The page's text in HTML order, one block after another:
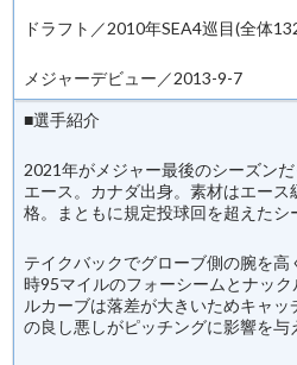
ドラフト／2010年SEA4巡目(全体
メジャーデビュー／2013-9-7
■選手紹介
2021年がメジャー最後のシーズン
エース。カナダ出身。素材はエー
格。まともに規定投球回を超えたシ
テイクバックでグローブ側の腕を
時95マイルのフォーシームとナッ
ルカーブは落差が大きいためキャ
の良し悪しがピッチングに影響を与